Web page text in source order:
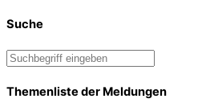
Suche
Themenliste der Meldungen